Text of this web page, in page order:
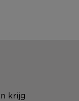
krijg